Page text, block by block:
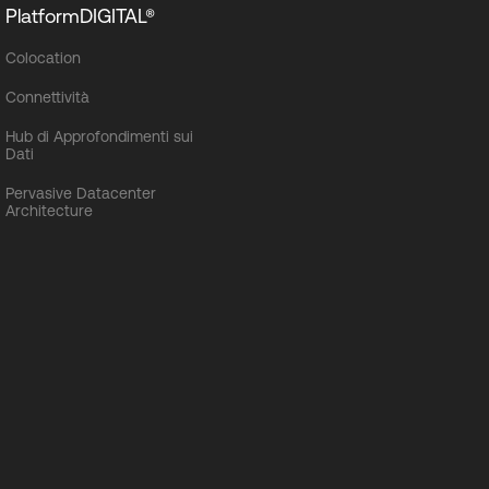
PlatformDIGITAL®
Colocation
Connettività
Hub di Approfondimenti sui
Dati
Pervasive Datacenter
Architecture